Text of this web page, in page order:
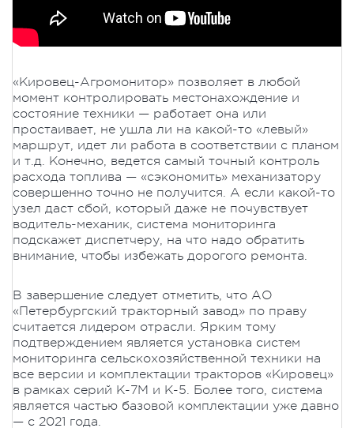
«Кировец-Агромонитор» позволяет в любой
момент контролировать местонахождение и
состояние техники — работает она или
простаивает, не ушла ли на какой-то «левый»
маршрут, идет ли работа в соответствии с планом
и т.д. Конечно, ведется самый точный контроль
расхода топлива — «сэкономить» механизатору
совершенно точно не получится. А если какой-то
узел даст сбой, который даже не почувствует
водитель-механик, система мониторинга
подскажет диспетчеру, на что надо обратить
внимание, чтобы избежать дорогого ремонта.
В завершение следует отметить, что АО
«Петербургский тракторный завод» по праву
считается лидером отрасли. Ярким тому
подтверждением является установка систем
мониторинга сельскохозяйственной техники на
все версии и комплектации тракторов «Кировец»
в рамках серий К-7М и К-5. Более того, система
является частью базовой комплектации уже давно
— с 2021 года.